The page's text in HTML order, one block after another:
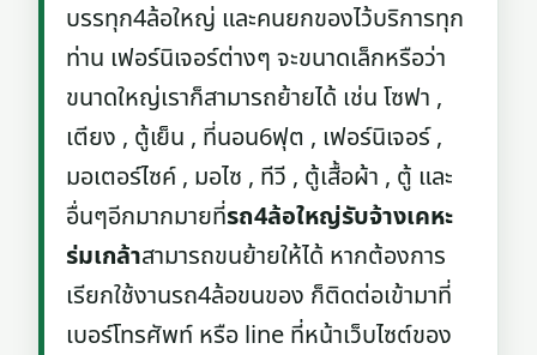
บรรทุก4ล้อใหญ่ และคนยกของไว้บริการทุก
ท่าน เฟอร์นิเจอร์ต่างๆ จะขนาดเล็กหรือว่า
ขนาดใหญ่เราก็สามารถย้ายได้ เช่น โซฟา ,
เตียง , ตู้เย็น , ที่นอน6ฟุต , เฟอร์นิเจอร์ ,
มอเตอร์ไซค์ , มอไซ , ทีวี , ตู้เสื้อผ้า , ตู้ และ
อื่นๆอีกมากมายที่รถ4ล้อใหญ่รับจ้างเคหะ
ร่มเกล้าสามารถขนย้ายให้ได้ หากต้องการ
เรียกใช้งานรถ4ล้อขนของ ก็ติดต่อเข้ามาที่
เบอร์โทรศัพท์ หรือ line ที่หน้าเว็บไซต์ของ